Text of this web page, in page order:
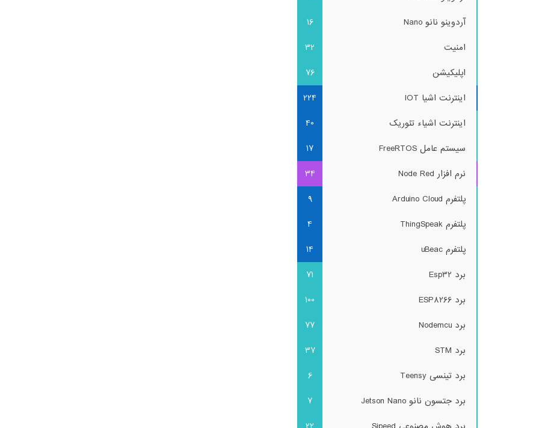
آردوینو نانو Nano
16
امنیت
32
اپلیکیشن
76
اینترنت اشیا IOT
224
اینترنت اشیاء تئوریک
40
سیستم عامل FreeRTOS
17
نرم افزار Node Red
34
پلتفرم Arduino Cloud
9
پلتفرم ThingSpeak
4
پلتفرم uBeac
14
برد Esp32
71
برد ESP8266
100
برد Nodemcu
77
برد STM
37
برد تینسی Teensy
6
برد جتسون نانو Jetson Nano
7